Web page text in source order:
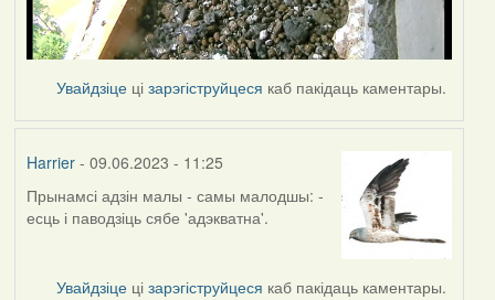
Увайдзіце цізарэгіструйцеся каб пакідаць каментары.
Harrier- 09.06.2023 - 11:25
Прынамсі адзін малы - самы малодшы: -
есць і паводзіць сябе 'адэкватна'.
Увайдзіце цізарэгіструйцеся каб пакідаць каментары.